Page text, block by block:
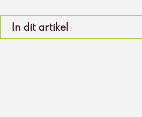
In dit artikel